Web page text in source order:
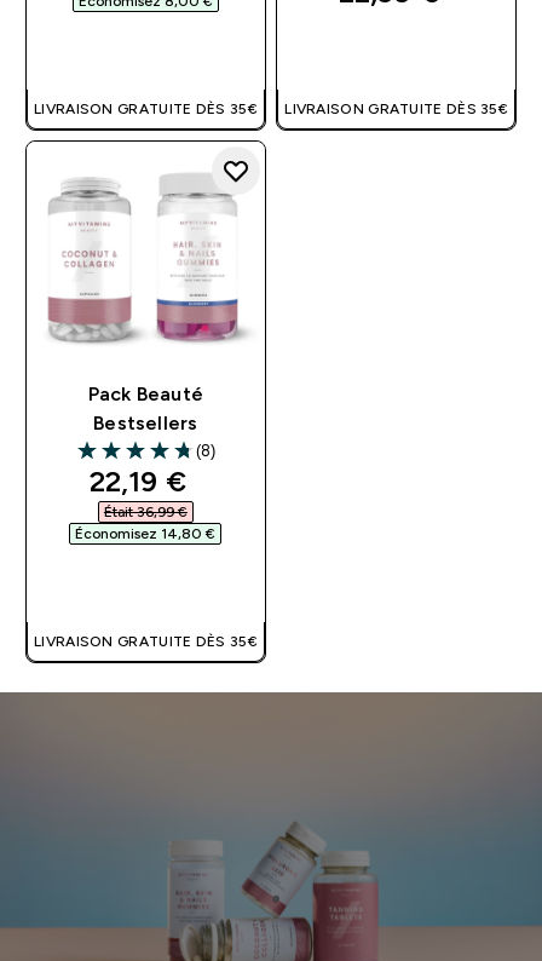
LIVRAISON GRATUITE DÈS 35€ LIVRAISON GRATUITE DÈS 35€
Pack Beauté
Bestsellers
4.75 out of 5 stars
(8)
discounted price
22,19 €‎
Était 36,99 €‎
Économisez 14,80 €‎
LIVRAISON GRATUITE DÈS 35€